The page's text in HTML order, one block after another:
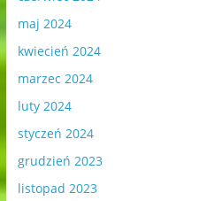
maj 2024
kwiecień 2024
marzec 2024
luty 2024
styczeń 2024
grudzień 2023
listopad 2023